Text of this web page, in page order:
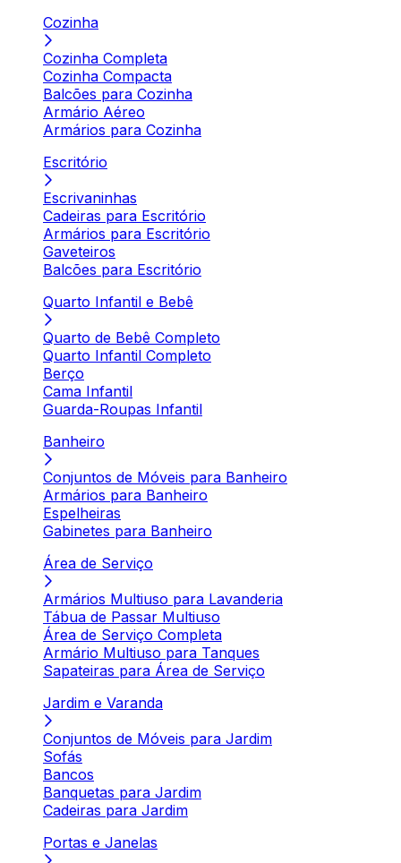
Cozinha
Cozinha Completa
Cozinha Compacta
Balcões para Cozinha
Armário Aéreo
Armários para Cozinha
Escritório
Escrivaninhas
Cadeiras para Escritório
Armários para Escritório
Gaveteiros
Balcões para Escritório
Quarto Infantil e Bebê
Quarto de Bebê Completo
Quarto Infantil Completo
Berço
Cama Infantil
Guarda-Roupas Infantil
Banheiro
Conjuntos de Móveis para Banheiro
Armários para Banheiro
Espelheiras
Gabinetes para Banheiro
Área de Serviço
Armários Multiuso para Lavanderia
Tábua de Passar Multiuso
Área de Serviço Completa
Armário Multiuso para Tanques
Sapateiras para Área de Serviço
Jardim e Varanda
Conjuntos de Móveis para Jardim
Sofás
Bancos
Banquetas para Jardim
Cadeiras para Jardim
Portas e Janelas